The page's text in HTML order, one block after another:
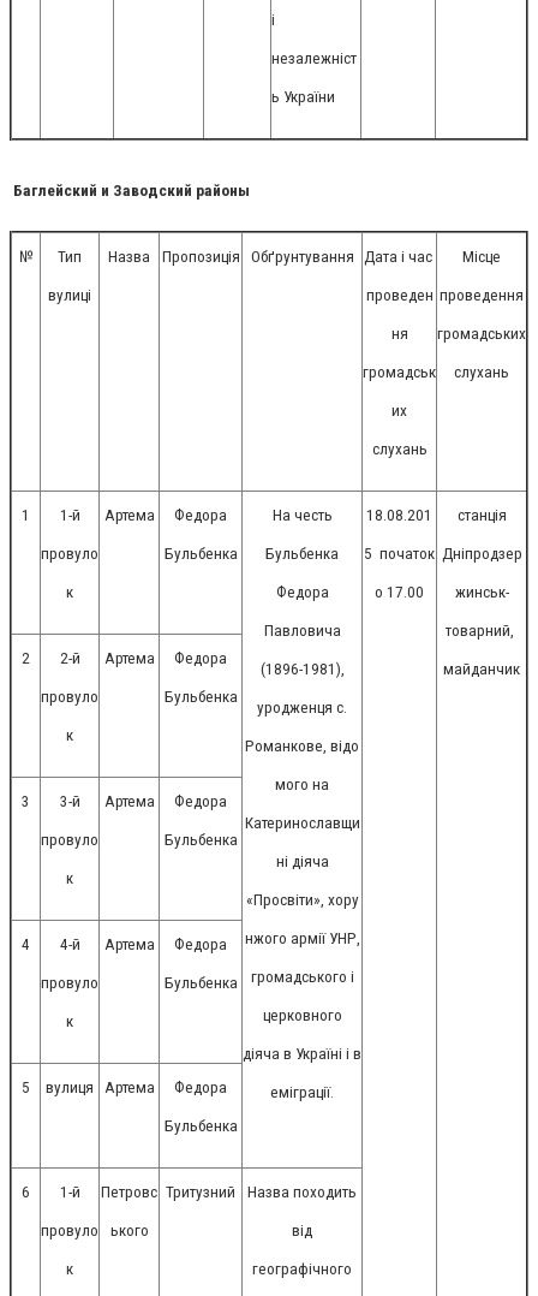
і
незалежніст
ь України
Баглейский и Заводский районы
№ Тип
вулиці
Назва Пропозиція Обґрунтування Дата і час
проведен
ня
громадськ
их
слухань
Місце
проведення
громадських
слухань
1 1-й
провуло
к
Артема Федора
Бульбенка
На честь
Бульбенка
Федора
Павловича
(1896-1981),
уродженця с.
Романкове, відо
мого на
Катеринославщи
ні діяча
«Просвіти», хору
нжого армії УНР,
громадського і
церковного
діяча в Україні і в
еміграції.
18.08.201
5 початок
о 17.00
станція
Дніпродзер
жинськ-
товарний,
майданчик
2 2-й
провуло
к
Артема Федора
Бульбенка
3 3-й
провуло
к
Артема Федора
Бульбенка
4 4-й
провуло
к
Артема Федора
Бульбенка
5 вулиця Артема Федора
Бульбенка
6 1-й
провуло
к
Петровс
ького
Тритузний Назва походить
від
географічного